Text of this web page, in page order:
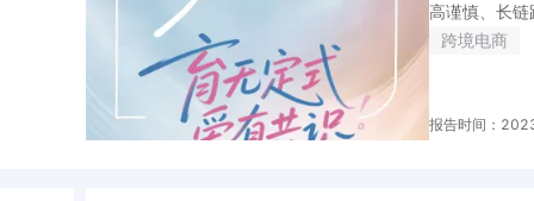
高谨慎、长链
跨境电商
报告时间：